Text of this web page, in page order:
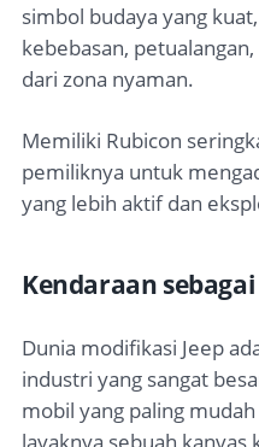
simbol budaya yang
kebebasan,
dari zona nyaman.
Memiliki Rubicon
pemiliknya untuk
yang lebih aktif dan
Kendaraan
Dunia modifikasi Jeep
industri yang sangat
mobil yang paling
layaknya sebuah kanvas